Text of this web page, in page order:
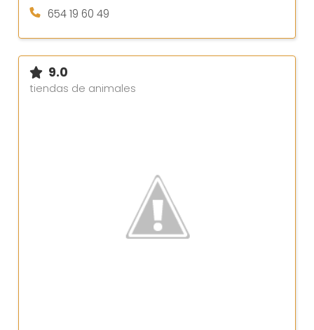
654 19 60 49
9.0
tiendas de animales